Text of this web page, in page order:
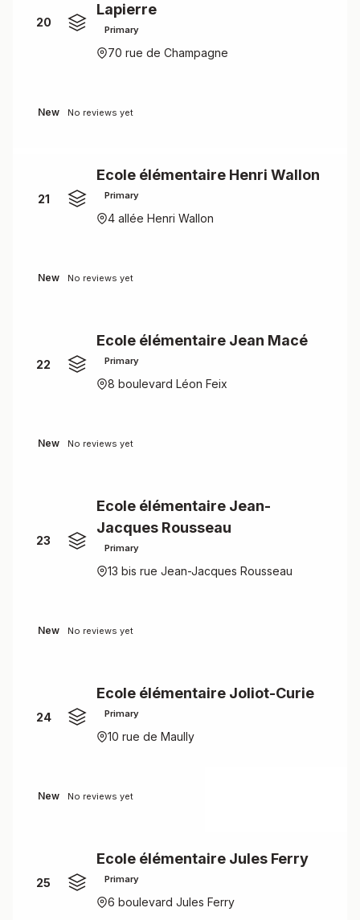
20
Lapierre
Primary
70 rue de Champagne
New No reviews yet
21
Ecole élémentaire Henri Wallon
Primary
4 allée Henri Wallon
New No reviews yet
22
Ecole élémentaire Jean Macé
Primary
8 boulevard Léon Feix
New No reviews yet
23
Ecole élémentaire Jean-
Jacques Rousseau
Primary
13 bis rue Jean-Jacques Rousseau
New No reviews yet
24
Ecole élémentaire Joliot-Curie
Primary
10 rue de Maully
New No reviews yet
25
Ecole élémentaire Jules Ferry
Primary
6 boulevard Jules Ferry